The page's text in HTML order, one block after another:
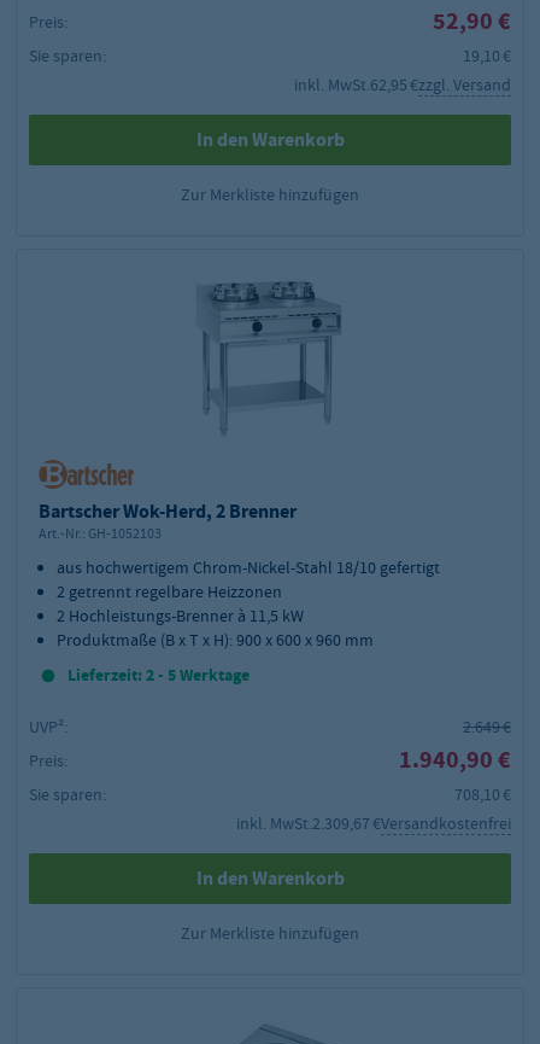
Preis:
52,90 €
Sie sparen:
19,10 €
inkl. MwSt.62,95 €zzgl. Versand
In den Warenkorb
Zur Merkliste hinzufügen
Bartscher Wok-Herd, 2 Brenner
Art.-Nr.: GH-1052103
aus hochwertigem Chrom-Nickel-Stahl 18/10 gefertigt
2 getrennt regelbare Heizzonen
2 Hochleistungs-Brenner à 11,5 kW
Produktmaße (B x T x H): 900 x 600 x 960 mm
Lieferzeit: 2 - 5 Werktage
UVP²:
2.649 €
Preis:
1.940,90 €
Sie sparen:
708,10 €
inkl. MwSt.2.309,67 €Versandkostenfrei
In den Warenkorb
Zur Merkliste hinzufügen